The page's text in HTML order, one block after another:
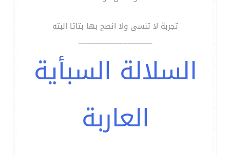
تجربة لا تنسى ولا انصح بها بتاتا البته
__________________
السلالة السبأية
العاربة